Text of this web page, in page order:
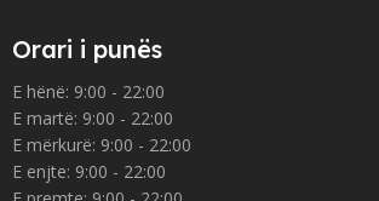
Orari i punës
E hënë: 9:00 - 22:00
E martë: 9:00 - 22:00
E mërkurë: 9:00 - 22:00
E enjte: 9:00 - 22:00